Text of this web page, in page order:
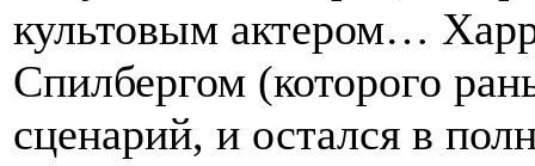
культовым актером…
Спилбергом (которого
сценарий, и остался в